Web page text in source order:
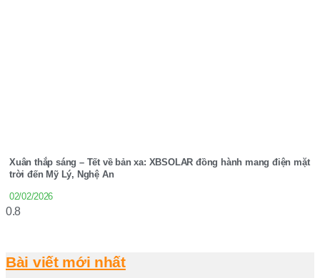
Xuân thắp sáng – Tết về bản xa: XBSOLAR đồng hành mang điện mặt
trời đến Mỹ Lý, Nghệ An
02/02/2026
Bài viết mới nhất